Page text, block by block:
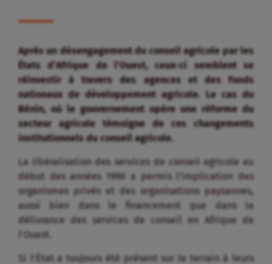
Après un désengagement du conseil agricole par les
États d’Afrique de l’Ouest, ceux-ci semblent se
réinvestir à travers des agences et des fonds
nationaux de développement agricole. Le cas du
Bénin, où le gouvernement opère une réforme du
secteur agricole témoigne de ces changements
institutionnels du conseil agricole.
La libéralisation des services de conseil agricole au
début des années 1990 a permis l’implication des
organismes privés et des organisations paysannes,
aussi bien dans le financement que dans la
délivrance des services de conseil en Afrique de
l’Ouest.
Si l’État a toujours été présent sur le terrain à leurs